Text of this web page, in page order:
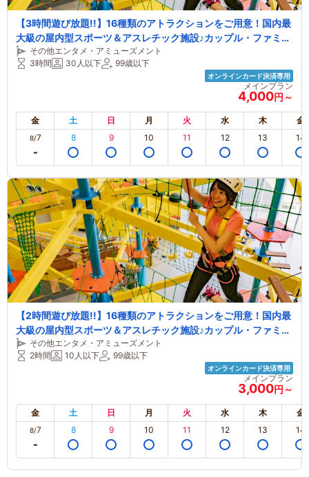
【3時間遊び放題!!】16種類のアトラクションをご用意！国内最
大級の屋内型スポーツ＆アスレチック施設♪カップル・ファミリ
ー・女性におすすめ！
その他エンタメ・アミューズメント
3時間
30人以下 99歳以下
オンラインカード決済専用
メインプラン
4,000円～
金 土 日 月 火 水 木 金
8/7 8 9 10 11 12 13 14
【2時間遊び放題!!】16種類のアトラクションをご用意！国内最
大級の屋内型スポーツ＆アスレチック施設♪カップル・ファミリ
ー・女性におすすめ！
その他エンタメ・アミューズメント
2時間
10人以下 99歳以下
オンラインカード決済専用
メインプラン
3,000円～
金 土 日 月 火 水 木 金
8/7 8 9 10 11 12 13 14